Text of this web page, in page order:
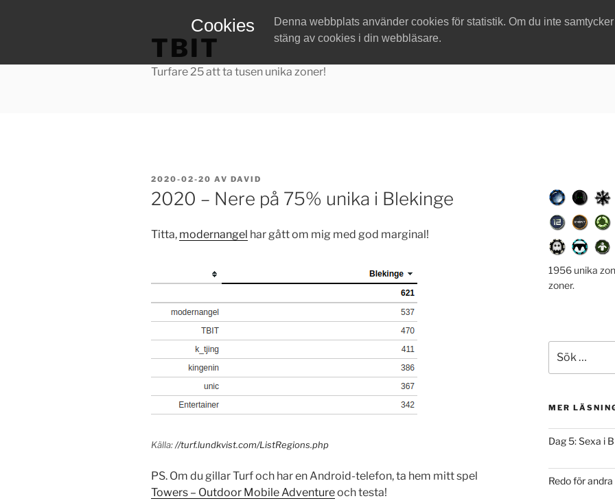
Cookies
Denna webbplats använder cookies för statistik. Om du inte
stäng av cookies i din webbläsare.
TBIT
Turfare 25 att ta tusen unika zoner!
PUBLICERAT
2020-02-20 AV DAVID
2020 – Nere på 75% unika i Blekinge
Titta, modernangel har gått om mig med god marginal!
Källa://turf.lundkvist.com/ListRegions.php
PS. Om du gillar Turf och har en Android-telefon, ta hem mitt spel
Towers – Outdoor Mobile Adventureoch testa!
1956 unika
zoner.
efter:
MER
Dag 5: Sexa i
Redo för